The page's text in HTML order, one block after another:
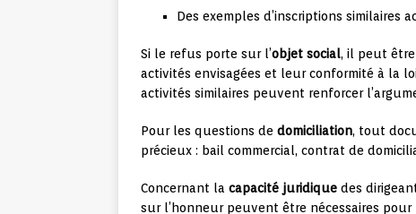
Des exemples d’inscriptions similaires
Si le refus porte sur l’objet social, il peut
activités envisagées et leur conformité à la
activités similaires peuvent renforcer
Pour les questions de domiciliation, tout
précieux : bail commercial, contrat de
Concernant la capacité juridique des
sur l’honneur peuvent être nécessaires